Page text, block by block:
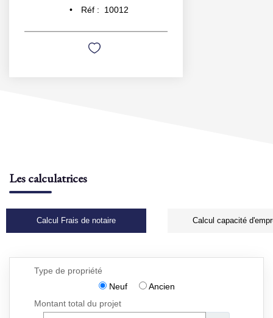
Réf :
10012
Les calculatrices
Calcul Frais de notaire Calcul capacité